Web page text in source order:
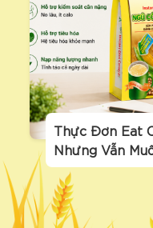
Thực Đơn Eat
Nhưng Vẫn